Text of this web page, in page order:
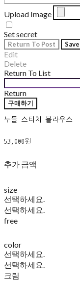
Upload Image
Set secret
Return To Post Save
Edit
Delete
Return To List
Return
구매하기
누들 스티치 블라우스
53,000원
추가 금액
size
선택하세요.
선택하세요.
free
color
선택하세요.
선택하세요.
크림